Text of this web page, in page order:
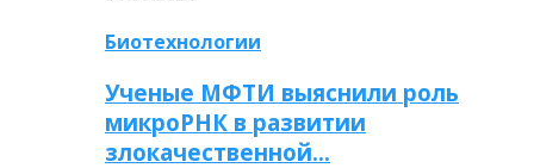
Биотехнологии
Ученые МФТИ выяснили роль
микроРНК в развитии
злокачественной…